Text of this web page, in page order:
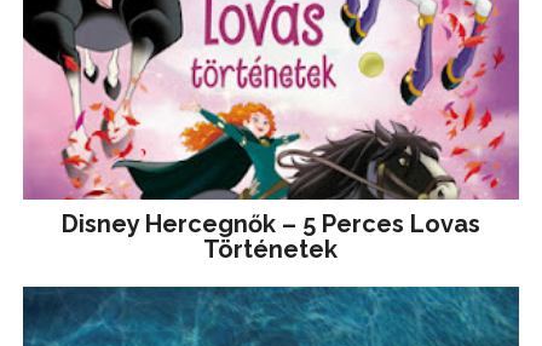
Disney ​Hercegnők – 5 Perces Lovas
Történetek